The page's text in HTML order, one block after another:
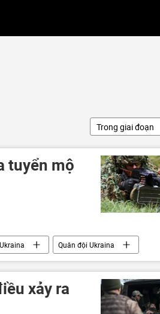
Trong giai đoạn
tuyển mộ
Ukraina
Quân đội Ukraina
quân sự đặc biệt tại Ukraina
Quân sựxảy ra